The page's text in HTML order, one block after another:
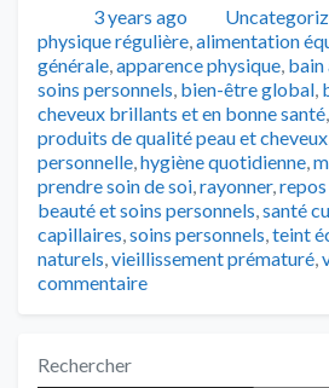
Publié3 years ago Catégories
physique régulière,alimentation
générale,apparence physique, bain
soins personnels, bien-être global,
cheveux brillants et en bonne santé,
produits de qualité peau et cheveux
personnelle,hygiène quotidienne,
prendre soin de soi,rayonner,
beauté et soins personnels,santé
capillaires,soins personnels,teint
naturels,vieillissement prématuré,
commentaire
Rechercher